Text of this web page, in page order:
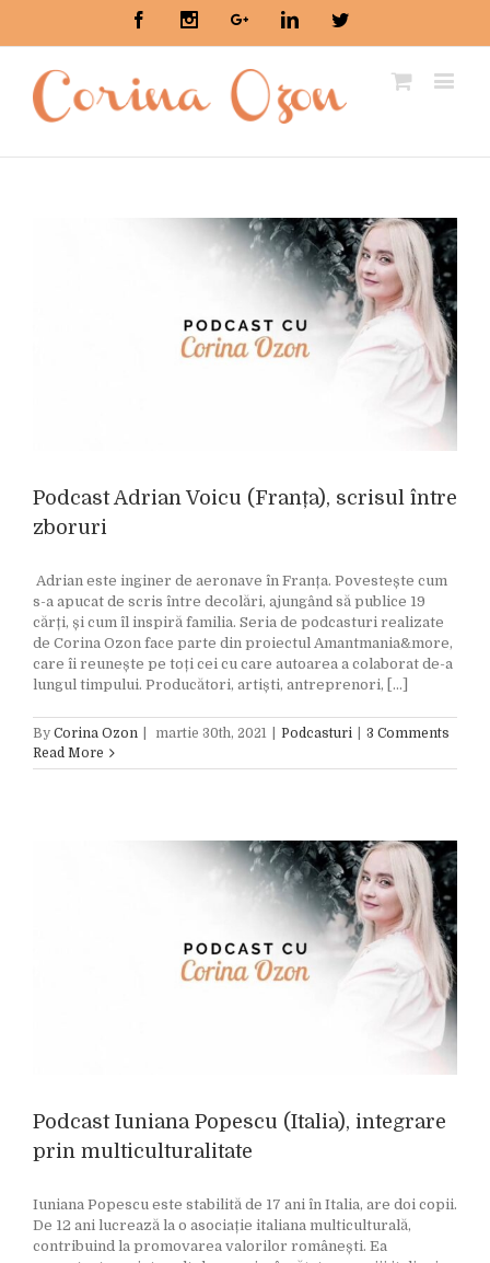
FacebookInstagramGoogle+LinkedinTwitter
Podcast Adrian Voicu (Franța), scrisul între
zboruri
Adrian este inginer de aeronave în Franța. Povestește cum
s-a apucat de scris între decolări, ajungând să publice 19
cărți, și cum îl inspiră familia. Seria de podcasturi realizate
de Corina Ozon face parte din proiectul Amantmania&more,
care îi reunește pe toți cei cu care autoarea a colaborat de-a
lungul timpului. Producători, artiști, antreprenori, [...]
By Corina Ozon martie 30th, 2021 Podcasturi
3 Comments
Read More
Podcast Iuniana Popescu (Italia), integrare
prin multiculturalitate
Iuniana Popescu este stabilită de 17 ani în Italia, are doi copii.
De 12 ani lucrează la o asociație italiana multiculturală,
contribuind la promovarea valorilor românești. Ea